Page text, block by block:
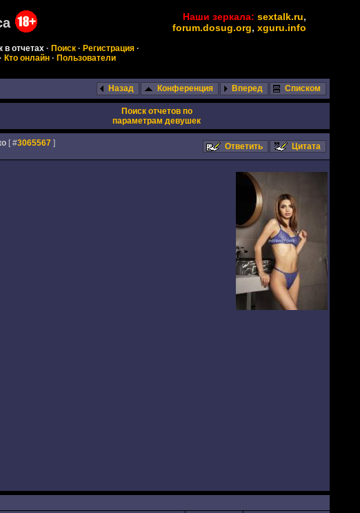
Наши зеркала: sextalk.ru,
forum.dosug.org, xguru.info
в отчетах· Поиск· Регистрация·
· Кто онлайн · Пользователи
Назад Конференция Вперед Списком
Поиск отчетов по
параметрам девушек
[ #3065567]
Ответить Цитата